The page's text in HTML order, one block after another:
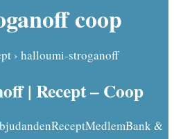
coop
› halloumi-stroganoff
| Recept – Coop
&